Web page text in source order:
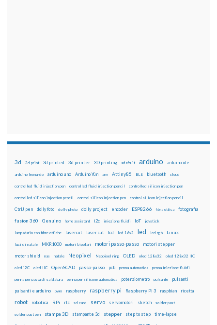
3d 3d print 3d printed 3d printer 3D printing adafruit arduino arduino ide
arduino leonardo arduino uno Arduino Yún arm Attiny85 BLE bluetooth cloud
controlled fluid injection pen controlled fluid injection pencil controlled silicon injection pen
controlled silicon injection pencil control silicon injection pen control silicon injection pencil
CtrlJ pen dolly foto dolly photo dolly project encoder ESP8266 fibra ottica fotografia
fusion 360 Genuino home assistant i2c iniezione fluidi IoT joystick
lampadario con fibre ottiche lasercut laser cut lcd lcd 16x2 led led rgb Linux
luci di natale MKR1000 motori bipolari motori passo-passo motori stepper
motor shield nas natale Neopixel Neopixel ring OLED oled 128x32 oled 128x32 IIC
oled i2C oled IIC OpenSCAD passo-passo pcb penna automatica penna iniezione fluidi
penna per pasta di saldatura penna per silicone automatica potenziometro pulsante pulsanti
pulsanti e arduino pwm raspberry raspberry pi Raspberry Pi 3 raspbian ricetta
robot robotica RPi rtc sd card servo servomotori sketch solder past
solder past pen stampa 3D stampante 3d stepper step to step time-lapse